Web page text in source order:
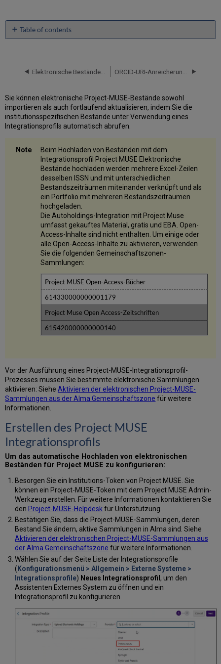
Table of contents
MUSE
der
elektronischen
Project-
MUSE-
aus
Gemeinschaftszone
Vorherige
Project
Erwerbungsdetails
beibehalten
Sie können elektronische Project-MUSE-Bestände sowohl
importieren als auch fortlaufend aktualisieren, indem Sie die
institutionsspezifischen Bestände unter Verwendung eines
Integrationsprofils automatisch abrufen.
Beim Hochladen von Beständen mit dem
Integrationsprofil Project MUSE Elektronische
Bestände hochladen werden mehrere Excel-Zeilen
desselben ISSN und mit unterschiedlichen
Bestandszeiträumen miteinander verknüpft und als
ein Portfolio mit mehreren Bestandszeiträumen
hochgeladen.
Die Autoholdings-Integration mit Project Muse
umfasst gekauftes Material, gratis und EBA. Open-
Access-Inhalte sind nicht enthalten. Um einige oder
alle Open-Access-Inhalte zu aktivieren, verwenden
Sie die folgenden Gemeinschaftszonen-
Sammlungen:
Project MUSE Open-Access-Bücher
614330000000001179
Project Muse Open Access-Zeitschriften
615420000000000140
Vor der Ausführung eines Project-MUSE-Integrationsprofil-
Prozesses müssen Sie bestimmte elektronische Sammlungen
aktivieren: SieheAktivieren der elektronischen Project-MUSE-
Sammlungen aus der Alma Gemeinschaftszone für weitere
Informationen.
Erstellen des Project MUSE
Integrationsprofils
Um das automatische Hochladen von elektronischen
Beständen für Project MUSE zu konfigurieren:
Besorgen Sie ein Institutions-Token von Project MUSE. Sie
können ein Project-MUSE-Token mit dem Project MUSE Admin-
Werkzeug erstellen. Für weitere Informationen kontaktieren Sie
den Project-MUSE-Helpdesk für Unterstützung.
Bestätigen Sie, dass die Project-MUSE-Sammlungen, deren
Bestand Sie ändern, aktive Sammlungen in Alma sind. Siehe
Aktivieren der elektronischen Project-MUSE-Sammlungen aus
der Alma Gemeinschaftszone für weitere Informationen.
Wählen Sie auf der Seite Liste der Integrationsprofile
( Konfigurationsmenü > Allgemein > Externe Systeme >
Integrationsprofile) Neues Integrationsprofil , um den
Assistenten Externes System zu öffnen und ein
Integrationsprofil zu konfigurieren.